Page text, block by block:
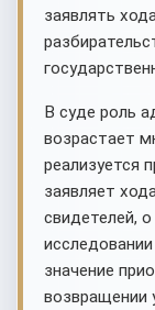
заявлять
В суде роль
возрастает
реализуется
заявляет
свидетелей,
значение
возвращении